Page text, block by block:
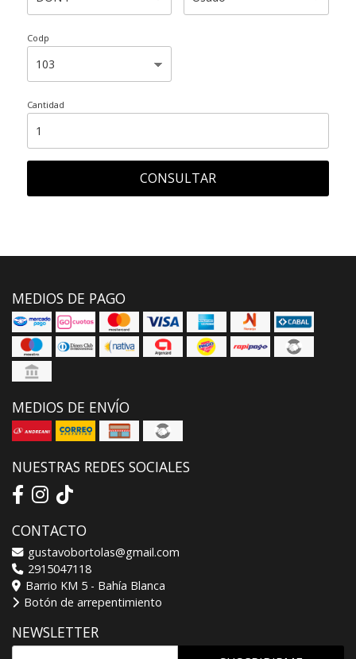
Codp
Cantidad
CONSULTAR
MEDIOS DE PAGO
MEDIOS DE ENVÍO
NUESTRAS REDES SOCIALES
CONTACTO
gustavobortolas@gmail.com
2915047118
Barrio KM 5 - Bahía Blanca
Botón de arrepentimiento
NEWSLETTER